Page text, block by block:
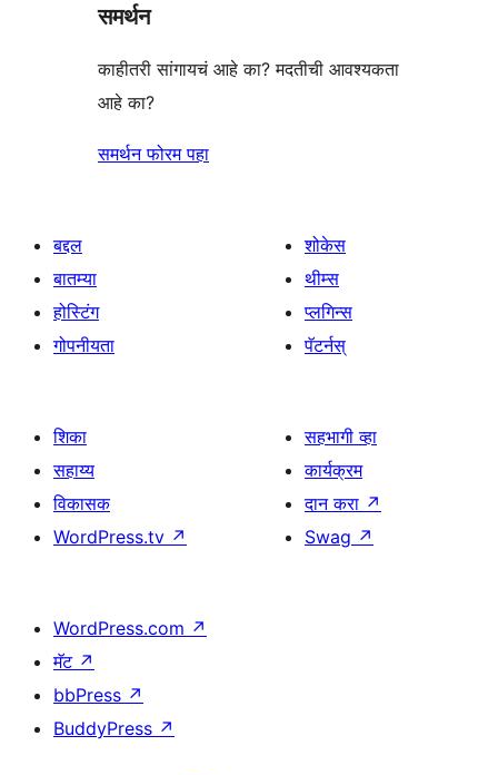
समर्थन
काहीतरी सांगायचं आहे का? मदतीची आवश्यकता
आहे का?
समर्थन फोरम पहा
बद्दल
बातम्या
होस्टिंग
गोपनीयता
शोकेस
थीम्स
प्लगिन्स
पॅटर्नस्
शिका
सहाय्य
विकासक
WordPress.tv ↗
सहभागी व्हा
कार्यक्रम
दान करा ↗
Swag ↗
WordPress.com ↗
मॅट ↗
bbPress ↗
BuddyPress ↗